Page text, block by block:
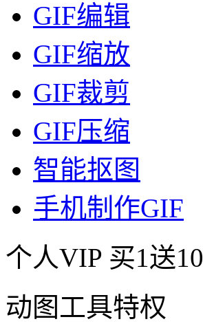
GIF编辑
GIF缩放
GIF裁剪
GIF压缩
智能抠图
手机制作GIF
个人VIP 买1送10
动图工具特权